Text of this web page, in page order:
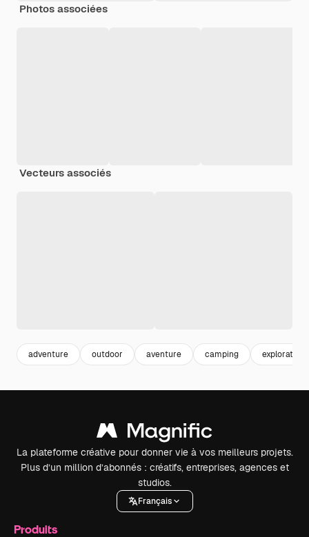
Photos associées
Vecteurs associés
adventure outdoor aventure camping exploration
La plateforme créative pour donner vie à vos meilleurs projets.
Plus d’un million d’abonnés : créatifs, entreprises, agences et
studios.
Français
Produits